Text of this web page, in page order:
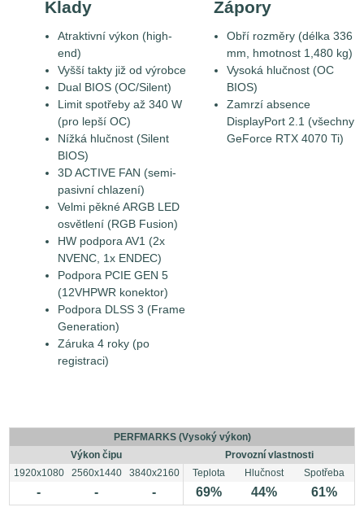
Klady Zápory
Atraktivní výkon (high-
end)
Vyšší takty již od výrobce
Dual BIOS (OC/Silent)
Limit spotřeby až 340 W
(pro lepší OC)
Nížká hlučnost (Silent
BIOS)
3D ACTIVE FAN (semi-
pasivní chlazení)
Velmi pěkné ARGB LED
osvětlení (RGB Fusion)
HW podpora AV1 (2x
NVENC, 1x ENDEC)
Podpora PCIE GEN 5
(12VHPWR konektor)
Podpora DLSS 3 (Frame
Generation)
Záruka 4 roky (po
registraci)
Obří rozměry (délka 336
mm, hmotnost 1,480 kg)
Vysoká hlučnost (OC
BIOS)
Zamrzí absence
DisplayPort 2.1 (všechny
GeForce RTX 4070 Ti)
PERFMARKS (Vysoký výkon)
Výkon čipu
Provozní vlastnosti
1920x1080
2560x1440 3840x2160 Teplota Hlučnost Spotřeba
- - - 69% 44% 61%